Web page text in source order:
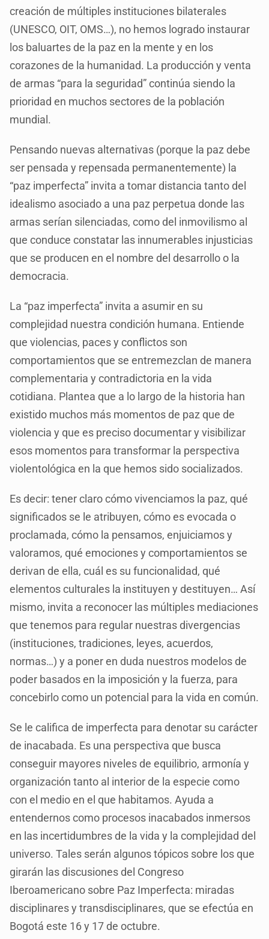
creación de múltiples instituciones bilaterales
(UNESCO, OIT, OMS…), no hemos logrado instaurar
los baluartes de la paz en la mente y en los
corazones de la humanidad. La producción y venta
de armas “para la seguridad” continúa siendo la
prioridad en muchos sectores de la población
mundial.
Pensando nuevas alternativas (porque la paz debe
ser pensada y repensada permanentemente) la
“paz imperfecta” invita a tomar distancia tanto del
idealismo asociado a una paz perpetua donde las
armas serían silenciadas, como del inmovilismo al
que conduce constatar las innumerables injusticias
que se producen en el nombre del desarrollo o la
democracia.
La “paz imperfecta” invita a asumir en su
complejidad nuestra condición humana. Entiende
que violencias, paces y conflictos son
comportamientos que se entremezclan de manera
complementaria y contradictoria en la vida
cotidiana. Plantea que a lo largo de la historia han
existido muchos más momentos de paz que de
violencia y que es preciso documentar y visibilizar
esos momentos para transformar la perspectiva
violentológica en la que hemos sido socializados.
Es decir: tener claro cómo vivenciamos la paz, qué
significados se le atribuyen, cómo es evocada o
proclamada, cómo la pensamos, enjuiciamos y
valoramos, qué emociones y comportamientos se
derivan de ella, cuál es su funcionalidad, qué
elementos culturales la instituyen y destituyen… Así
mismo, invita a reconocer las múltiples mediaciones
que tenemos para regular nuestras divergencias
(instituciones, tradiciones, leyes, acuerdos,
normas…) y a poner en duda nuestros modelos de
poder basados en la imposición y la fuerza, para
concebirlo como un potencial para la vida en común.
Se le califica de imperfecta para denotar su carácter
de inacabada. Es una perspectiva que busca
conseguir mayores niveles de equilibrio, armonía y
organización tanto al interior de la especie como
con el medio en el que habitamos. Ayuda a
entendernos como procesos inacabados inmersos
en las incertidumbres de la vida y la complejidad del
universo. Tales serán algunos tópicos sobre los que
girarán las discusiones del Congreso
Iberoamericano sobre Paz Imperfecta: miradas
disciplinares y transdisciplinares, que se efectúa en
Bogotá este 16 y 17 de octubre.